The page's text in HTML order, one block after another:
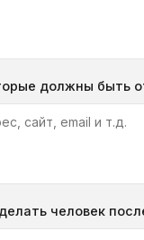
должны быть
человек